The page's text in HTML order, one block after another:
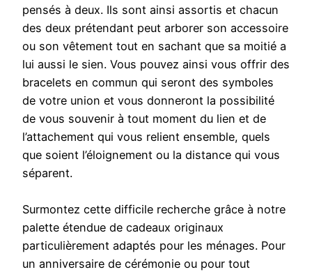
pensés à deux. Ils sont ainsi assortis et chacun
des deux prétendant peut arborer son accessoire
ou son vêtement tout en sachant que sa moitié a
lui aussi le sien. Vous pouvez ainsi vous offrir des
bracelets en commun qui seront des symboles
de votre union et vous donneront la possibilité
de vous souvenir à tout moment du lien et de
l’attachement qui vous relient ensemble, quels
que soient l’éloignement ou la distance qui vous
séparent.
Surmontez cette difficile recherche grâce à notre
palette étendue de cadeaux originaux
particulièrement adaptés pour les ménages. Pour
un anniversaire de cérémonie ou pour tout